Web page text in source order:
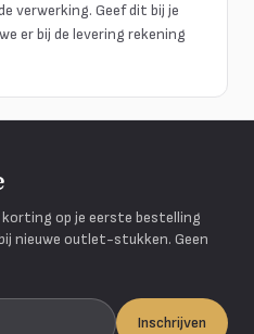
verwerking. Geef dit bij je
er bij de levering rekening
op je eerste bestelling
nieuwe outlet-stukken. Geen
Inschrijven